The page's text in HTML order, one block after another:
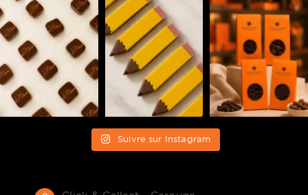
Suivre sur Instagram